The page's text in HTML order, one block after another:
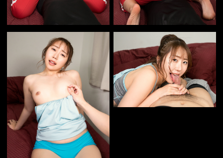
レーベルから選ぶ
女の子のタイプから選ぶ
コスチュームから選ぶ
シリーズから選ぶ
ジョシのタイプから選ぶ
各種お問い合わせはこちらからどうぞ。
© 2016 CasanovA. All Rights Reserved.